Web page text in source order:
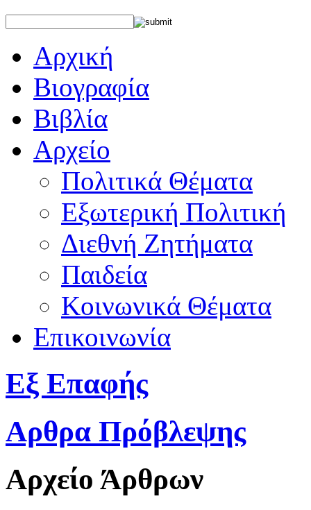
Αρχική
Βιογραφία
Βιβλία
Αρχείο
Πολιτικά Θέματα
Εξωτερική Πολιτική
Διεθνή Ζητήματα
Παιδεία
Κοινωνικά Θέματα
Επικοινωνία
Εξ Επαφής
Αρθρα Πρόβλεψης
Αρχείο Άρθρων